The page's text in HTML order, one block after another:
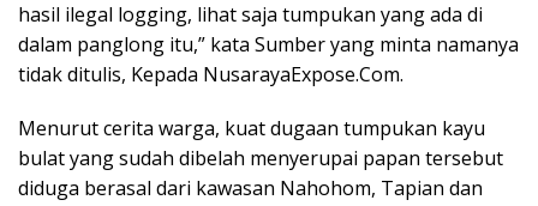
hasil ilegal logging, lihat saja tumpukan yang ada di
dalam panglong itu,” kata Sumber yang minta namanya
tidak ditulis, Kepada NusarayaExpose.Com.
Menurut cerita warga, kuat dugaan tumpukan kayu
bulat yang sudah dibelah menyerupai papan tersebut
diduga berasal dari kawasan Nahohom, Tapian dan